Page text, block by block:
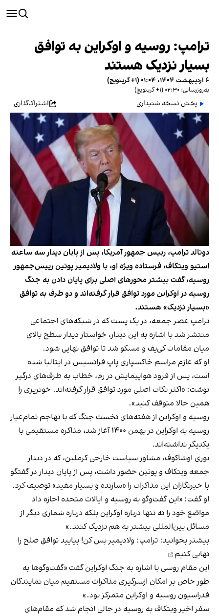
ترامپ: روسیه و اوکراین به توافق
بسیار نزدیک هستند
۶ اردیبهشت ۱۴۰۴، ۰۱:۰۴ (‎+۱ گرینویچ)
به‌روزرسانی: ۰۲:۳۰ (‎+۱ گرینویچ)
پخش نسخه شنیداری اشتراک‌گذاری
دونالد ترامپ، رییس جمهور آمریکا، پس از پایان دیدار سه ساعته
استیو ویتکاف، فرستاده ویژه او، با ولادیمیر پوتین رییس‌جمهور
روسیه، گفت بیشتر محورهای اصلی برای پایان دادن به جنگ
روسیه در اوکراین مورد توافق قرار گرفته‌اند و دو طرف به توافق
«بسیار نزدیک» هستند.
ترامپ عصر جمعه، در یک پست که در شبکه‌های اجتماعی
منتشر شد با اشاره به این دیدار، خواستار دیدار سطح بالای
میان مقامات کی‌یف و مسکو شد تا توافق نهایی شود.
او که عازم مراسم خاکسپاری پاپ فرانسیس در ایتالیا شده
است، پس از فرود هواپیمایش در رم، خطاب به طرف‌های درگیر
نوشت: «اکثر نکات اصلی مورد توافق قرار گرفته‌اند. خونریزی را
همین حالا متوقف کنید».
روسیه و اوکراین از هفته‌های نخست جنگ که با تهاجم تمام‌عیار
روسیه به اوکراین در بهمن ۱۴۰۰ آغاز شد، مذاکره مستقیمی با
یکدیگر نداشته‌اند.
یوری اوشاکوف، مشاور سیاست خارجی کرملین، که در دیدار
جمعه ویتکاف و پوتین حضور داشت، پس از پایان دیدار در گفتگو
با خبرنگاران این مذاکرات را «سازنده و بسیار مفید» توصیف کرد.
او گفت: «این گفت‌وگو به روسیه و ایالات متحده اجازه داد
مواضع خود را نه تنها درباره اوکراین بلکه درباره شماری دیگر از
مسائل بین‌المللی بیشتر به هم نزدیک کنند.»
بیشتر بخوانید: ترامپ: ولادیمیر بس کن! بیایید توافق صلح را
نهایی کنیم
این مقام روسی با اشاره به جنگ اوکراین گفت «گفت‌وگوها به
طور خاص بر امکان ازسرگیری مذاکرات مستقیم میان نمایندگان
فدراسیون روسیه و اوکراین متمرکز بود.»
سفر اخیر ویتکاف به روسیه در حالی انجام شد که مقام‌های